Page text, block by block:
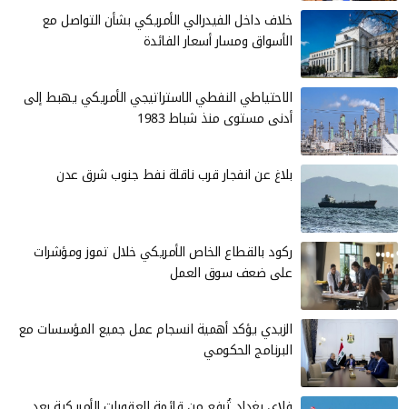
خلاف داخل الفيدرالي الأمريكي بشأن التواصل مع
الأسواق ومسار أسعار الفائدة
الاحتياطي النفطي الاستراتيجي الأمريكي يهبط إلى
أدنى مستوى منذ شباط 1983
بلاغ عن انفجار قرب ناقلة نفط جنوب شرق عدن
ركود بالقطاع الخاص الأمريكي خلال تموز ومؤشرات
على ضعف سوق العمل
الزيدي يؤكد أهمية انسجام عمل جميع المؤسسات مع
البرنامج الحكومي